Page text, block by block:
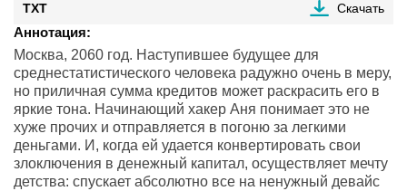
TXT Скачать
Аннотация:
Москва, 2060 год. Наступившее будущее для
среднестатистического человека радужно очень в меру,
но приличная сумма кредитов может раскрасить его в
яркие тона. Начинающий хакер Аня понимает это не
хуже прочих и отправляется в погоню за легкими
деньгами. И, когда ей удается конвертировать свои
злоключения в денежный капитал, осуществляет мечту
детства: спускает абсолютно все на ненужный девайс